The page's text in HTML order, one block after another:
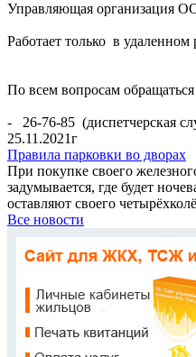
Управляющая организация
Работает только в
По всем вопросам
- 26-76-85 (диспетчерская
25.11.2021г
Правила парковки во дворах
При покупке своего
задумывается, где будет
оставляют своего
Все новости